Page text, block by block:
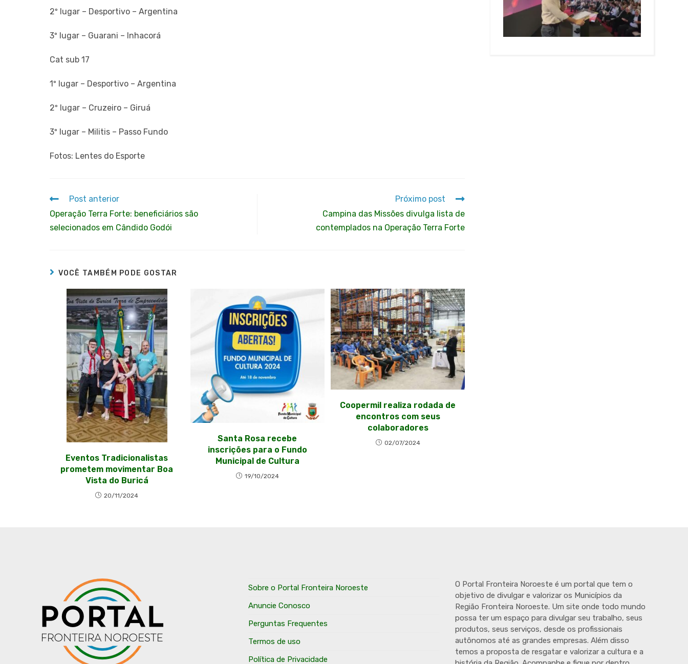
2º lugar – Desportivo – Argentina
3º lugar – Guarani – Inhacorá
Cat sub 17
1º lugar – Desportivo – Argentina
2º lugar – Cruzeiro – Giruá
3º lugar – Militis – Passo Fundo
Fotos: Lentes do Esporte
Post anterior
Operação Terra Forte: beneficiários são
selecionados em Cândido Godói
Próximo post
Campina das Missões divulga lista de
contemplados na Operação Terra Forte
VOCÊ TAMBÉM PODE GOSTAR
Eventos Tradicionalistas
prometem movimentar Boa
Vista do Buricá
20/11/2024
Santa Rosa recebe
inscrições para o Fundo
Municipal de Cultura
19/10/2024
Coopermil realiza rodada de
encontros com seus
colaboradores
02/07/2024
Sobre o Portal Fronteira Noroeste
Anuncie Conosco
Perguntas Frequentes
Termos de uso
Política de Privacidade
O Portal Fronteira Noroeste é um portal que tem o
objetivo de divulgar e valorizar os Municípios da
Região Fronteira Noroeste. Um site onde todo mundo
possa ter um espaço para divulgar seu trabalho, seus
produtos, seus serviços, desde os profissionais
autônomos até as grandes empresas. Além disso
temos a proposta de resgatar e valorizar a cultura e a